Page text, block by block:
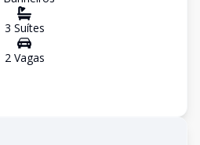
3 Suítes
2Vagas